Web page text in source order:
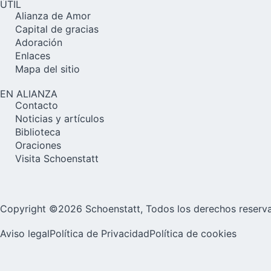
ÚTIL
Alianza de Amor
Capital de gracias
Adoración
Enlaces
Mapa del sitio
EN ALIANZA
Contacto
Noticias y artículos
Biblioteca
Oraciones
Visita Schoenstatt
Copyright ©2026 Schoenstatt, Todos los derechos
Aviso legalPolítica de PrivacidadPolítica de cookies